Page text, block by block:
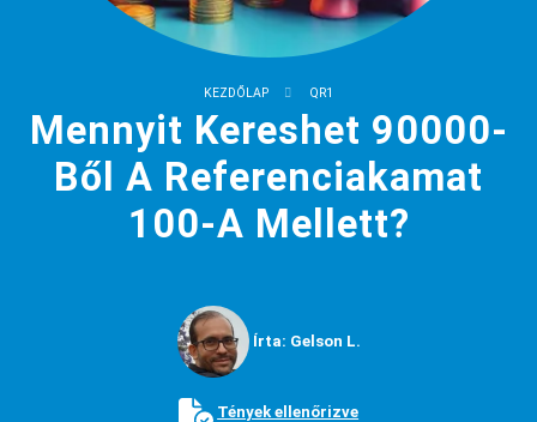
KEZDŐLAP QR1
Mennyit Kereshet 90000-
Ből A Referenciakamat
100-A Mellett?
Írta: Gelson L.
Tények ellenőrizve